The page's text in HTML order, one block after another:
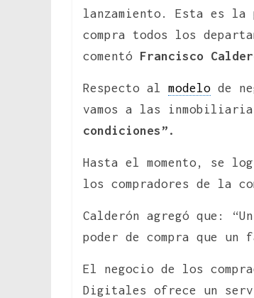
lanzamiento. Esta es la
compra todos los
comentó Francisco
Respecto al modelo de
vamos a las
condiciones”.
Hasta el momento, se
los compradores de la
Calderón agregó que:
poder de compra que
El negocio de los
Digitales ofrece un